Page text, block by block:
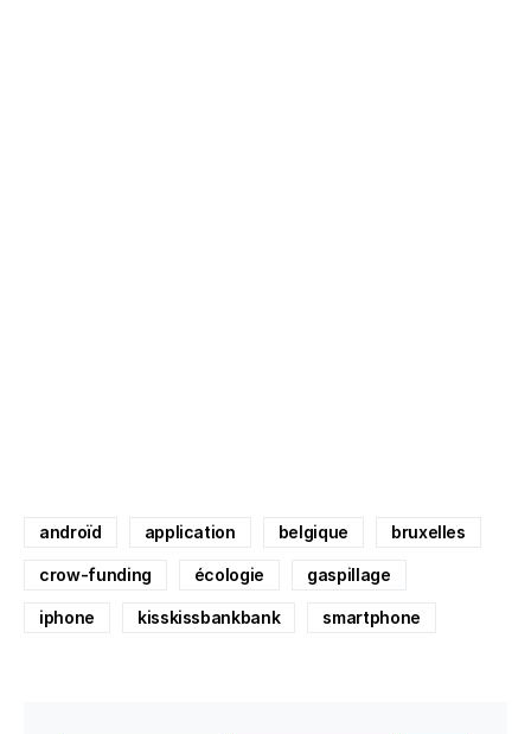
androïd application belgique bruxelles
crow-funding écologie gaspillage
iphone kisskissbankbank smartphone